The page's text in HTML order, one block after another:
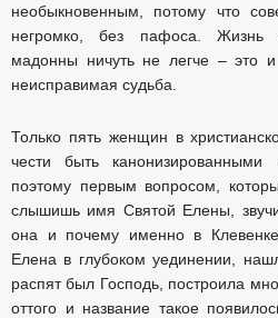
необыкновенным, потому что
негромко, без пафоса. Жизнь
мадонны ничуть не легче – это
неисправимая судьба.
Только пять женщин в
чести быть канонизированными
поэтому первым вопросом,
слышишь имя Святой Елены,
она и почему именно в
Елена в глубоком уединении,
распят был Господь, построила
оттого и название такое